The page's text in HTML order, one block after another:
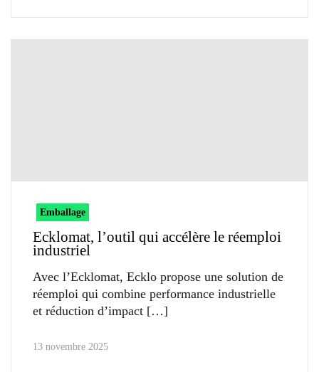
Emballage
Ecklomat, l’outil qui accélère le réemploi
industriel
Avec l’Ecklomat, Ecklo propose une solution de
réemploi qui combine performance industrielle
et réduction d’impact
13 novembre 2025